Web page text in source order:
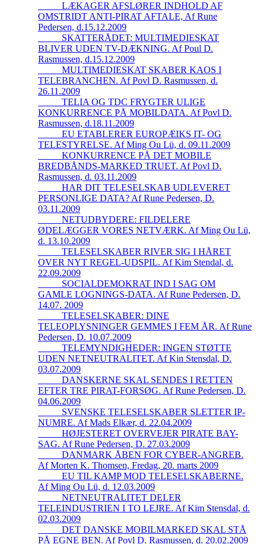
_____LÆKAGER AFSLØRER INDHOLD AF
OMSTRIDT ANTI-PIRAT AFTALE, Af Rune
Pedersen, d.15.12.2009
_____SKATTERÅDET: MULTIMEDIESKAT
BLIVER UDEN TV-DÆKNING. Af Poul D.
Rasmussen, d.15.12.2009
_____MULTIMEDIESKAT SKABER KAOS I
TELEBRANCHEN. Af Povl D. Rasmussen, d.
26.11.2009
_____TELIA OG TDC FRYGTER ULIGE
KONKURRENCE PÅ MOBILDATA. Af Povl D.
Rasmussen, d.18.11.2009
_____EU ETABLERER EUROPÆIKS IT- OG
TELESTYRELSE. Af Ming Ou Lü, d. 09.11.2009
_____KONKURRENCE PÅ DET MOBILE
BREDBÅNDS-MARKED TRUET. Af Povl D.
Rasmussen, d. 03.11.2009
_____HAR DIT TELESELSKAB UDLEVERET
PERSONLIGE DATA? Af Rune Pedersen, D.
03.11.2009
_____NETUDBYDERE: FILDELERE
ØDELÆGGER VORES NETVÆRK. Af Ming Ou Lü,
d. 13.10.2009
_____TELESELSKABER RIVER SIG I HÅRET
OVER NYT REGEL-UDSPIL. Af Kim Stendal, d.
22.09.2009
_____SOCIALDEMOKRAT IND I SAG OM
GAMLE LOGNINGS-DATA. Af Rune Pedersen, D.
14.07. 2009
_____TELESELSKABER: DINE
TELEOPLYSNINGER GEMMES I FEM ÅR. Af Rune
Pedersen, D. 10.07.2009
_____TELEMYNDIGHEDER: INGEN STØTTE
UDEN NETNEUTRALITET. Af Kin Stensdal, D.
03.07.2009
_____DANSKERNE SKAL SENDES I RETTEN
EFTER TRE PIRAT-FORSØG. Af Rune Pedersen, D.
04.06.2009
_____SVENSKE TELESELSKABER SLETTER IP-
NUMRE. Af Mads Elkær, d. 22.04.2009
_____HØJESTERET OVERVEJER PIRATE BAY-
SAG. Af Rune Pedersen, D. 27.03.2009
_____DANMARK ÅBEN FOR CYBER-ANGREB.
Af Morten K. Thomsen, Fredag, 20. marts 2009
_____EU TIL KAMP MOD TELESELSKABERNE.
Af Ming Ou Lü, d. 12.03.2009
_____NETNEUTRALITET DELER
TELEINDUSTRIEN I TO LEJRE. Af Kim Stensdal, d.
02.03.2009
_____DET DANSKE MOBILMARKED SKAL STÅ
PÅ EGNE BEN. Af Povl D. Rasmussen, d. 20.02.2009